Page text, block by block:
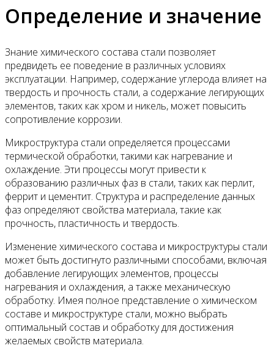
Определение и значение
Знание химического состава стали позволяет
предвидеть ее поведение в различных условиях
эксплуатации. Например, содержание углерода влияет на
твердость и прочность стали, а содержание легирующих
элементов, таких как хром и никель, может повысить
сопротивление коррозии.
Микроструктура стали определяется процессами
термической обработки, такими как нагревание и
охлаждение. Эти процессы могут привести к
образованию различных фаз в стали, таких как перлит,
феррит и цементит. Структура и распределение данных
фаз определяют свойства материала, такие как
прочность, пластичность и твердость.
Изменение химического состава и микроструктуры стали
может быть достигнуто различными способами, включая
добавление легирующих элементов, процессы
нагревания и охлаждения, а также механическую
обработку. Имея полное представление о химическом
составе и микроструктуре стали, можно выбрать
оптимальный состав и обработку для достижения
желаемых свойств материала.